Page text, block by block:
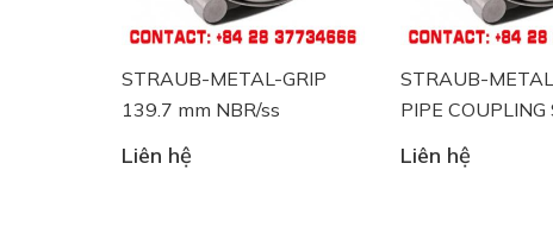
METAL-GRIP
mm NBR/ss
STRAUB-METAL-GRIP
PIPE COUPLING STRAUB